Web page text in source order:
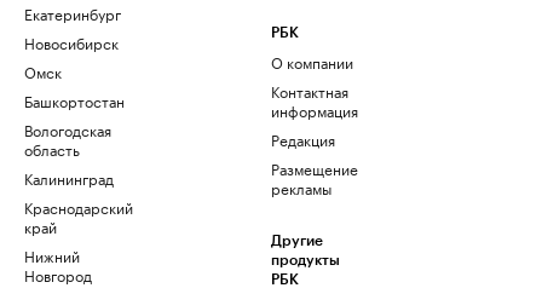
Екатеринбург
Новосибирск
Омск
Башкортостан
Вологодская
область
Калининград
Краснодарский
край
Нижний
Новгород
РБК
О компании
Контактная
информация
Редакция
Размещение
рекламы
Другие
продукты
РБК